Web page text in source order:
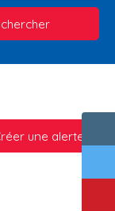
CONTACT
une alerte